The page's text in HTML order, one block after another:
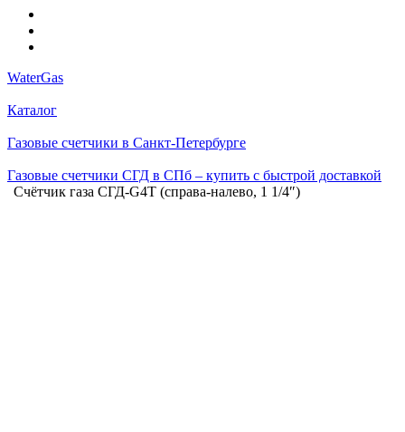
WaterGas
Каталог
Газовые счетчики в Санкт-Петербурге
Газовые счетчики СГД в СПб – купить с быстрой доставкой
Счётчик газа СГД-G4Т (справа-налево, 1 1/4″)